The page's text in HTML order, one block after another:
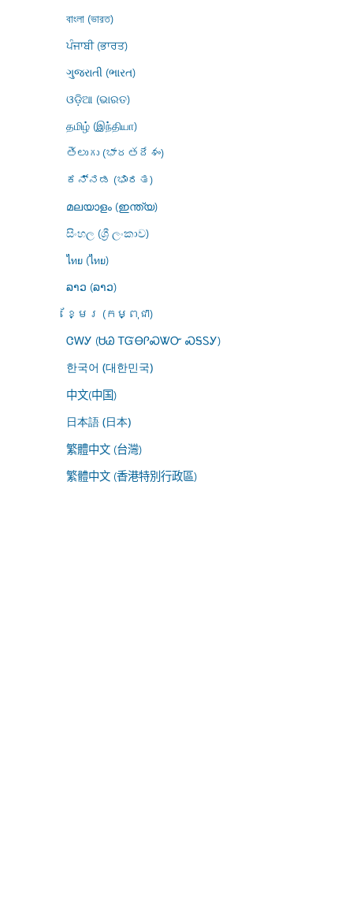
বাংলা (ভারত)
ਪੰਜਾਬੀ (ਭਾਰਤ)
ગુજરાતી (ભારત)
ଓଡ଼ିଆ (ଭାରତ)
தமிழ் (இந்தியா)
తెలుగు (భారతదేశం)
ಕನ್ನಡ (ಭಾರತ)
മലയാളം (ഇന്ത്യ)
සිංහල (ශ්‍රී ලංකාව)
ไทย (ไทย)
ລາວ (ລາວ)
ខ្មែរ (កម្ពុជា)
ᏣᎳᎩ (ᏌᏊ ᎢᏳᎾᎵᏍᏔᏅ ᏍᎦᏚᎩ)
한국어 (대한민국)
中文(中国)
日本語 (日本)
繁體中文 (台灣)
繁體中文 (香港特別行政區)